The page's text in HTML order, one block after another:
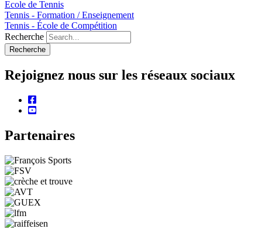
Ecole de Tennis
Tennis - Formation / Enseignement
Tennis - École de Compétition
Recherche
Rejoignez nous sur les réseaux sociaux
facebook
youtube
Partenaires